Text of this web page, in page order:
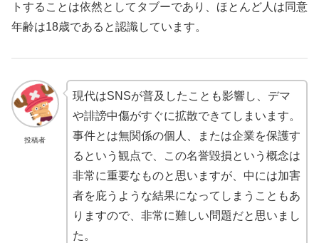
トすることは依然としてタブーであり、ほとんど人は同意
年齢は18歳であると認識しています。
投稿者
現代はSNSが普及したことも影響し、デマ
や誹謗中傷がすぐに拡散できてしまいます。
事件とは無関係の個人、または企業を保護す
るという観点で、この名誉毀損という概念は
非常に重要なものと思いますが、中には加害
者を庇うような結果になってしまうこともあ
りますので、非常に難しい問題だと思いまし
た。